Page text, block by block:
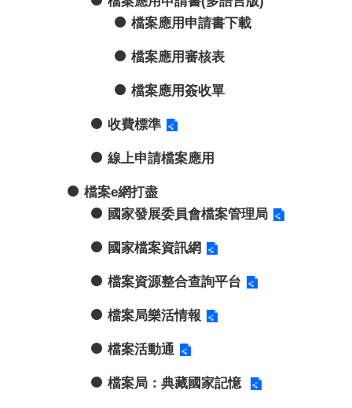
檔案應用申請書下載
檔案應用審核表
檔案應用簽收單
收費標準
線上申請檔案應用
檔案e網打盡
國家發展委員會檔案管理局
國家檔案資訊網
檔案資源整合查詢平台
檔案局樂活情報
檔案活動通
檔案局：典藏國家記憶